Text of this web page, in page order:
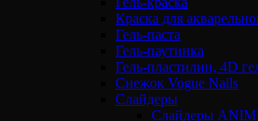
Краска для
Гель-паста
Гель-паутинка
Гель-пластилин, 4D
Снежок Vogue Nails
Слайдеры
Слайдеры